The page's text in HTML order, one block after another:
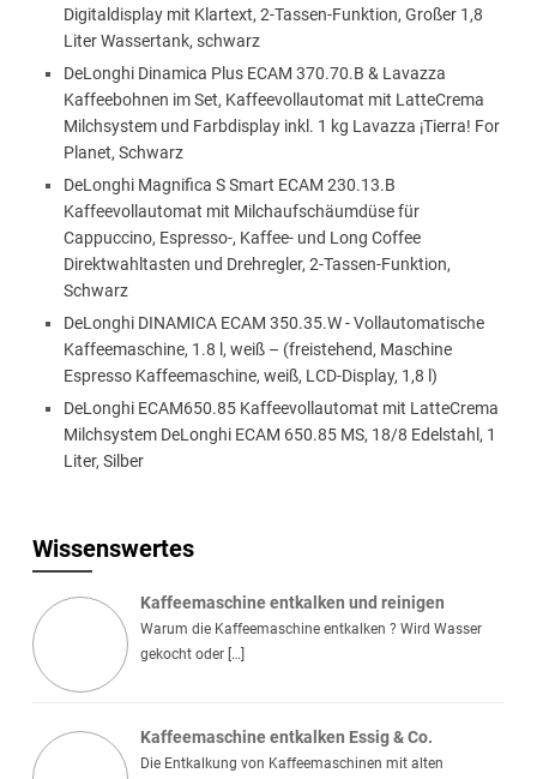
Digitaldisplay mit Klartext, 2-Tassen-Funktion, Großer 1,8
Liter Wassertank, schwarz
DeLonghi Dinamica Plus ECAM 370.70.B & Lavazza
Kaffeebohnen im Set, Kaffeevollautomat mit LatteCrema
Milchsystem und Farbdisplay inkl. 1 kg Lavazza ¡Tierra! For
Planet, Schwarz
DeLonghi Magnifica S Smart ECAM 230.13.B
Kaffeevollautomat mit Milchaufschäumdüse für
Cappuccino, Espresso-, Kaffee- und Long Coffee
Direktwahltasten und Drehregler, 2-Tassen-Funktion,
Schwarz
DeLonghi DINAMICA ECAM 350.35.W - Vollautomatische
Kaffeemaschine, 1.8 l, weiß – (freistehend, Maschine
Espresso Kaffeemaschine, weiß, LCD-Display, 1,8 l)
DeLonghi ECAM650.85 Kaffeevollautomat mit LatteCrema
Milchsystem DeLonghi ECAM 650.85 MS, 18/8 Edelstahl, 1
Liter, Silber
Wissenswertes
Kaffeemaschine entkalken und reinigen
Warum die Kaffeemaschine entkalken ? Wird Wasser
gekocht oder […]
Kaffeemaschine entkalken Essig & Co.
Die Entkalkung von Kaffeemaschinen mit alten